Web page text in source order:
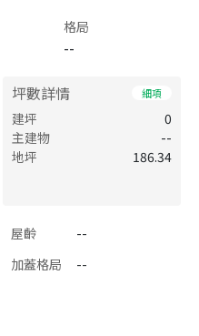
格局
--
坪數詳情 細項
建坪
0
主建物
--
地坪
186.34
屋齡
--
加蓋格局
--